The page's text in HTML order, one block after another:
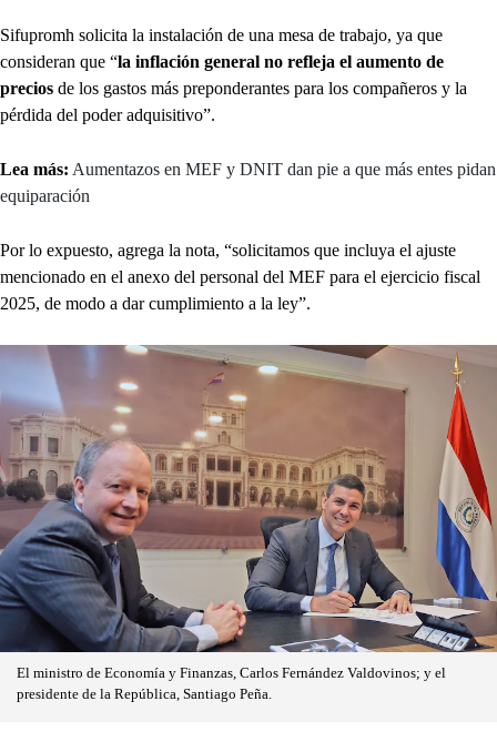
Sifupromh solicita la instalación de una mesa de trabajo, ya que
consideran que “la inflación general no refleja el aumento de
precios de los gastos más preponderantes para los compañeros y la
pérdida del poder adquisitivo”.
Lea más: Aumentazos en MEF y DNIT dan pie a que más entes pidan
equiparación
Por lo expuesto, agrega la nota, “solicitamos que incluya el ajuste
mencionado en el anexo del personal del MEF para el ejercicio fiscal
2025, de modo a dar cumplimiento a la ley”.
El ministro de Economía y Finanzas, Carlos Fernández Valdovinos; y el
presidente de la República, Santiago Peña.